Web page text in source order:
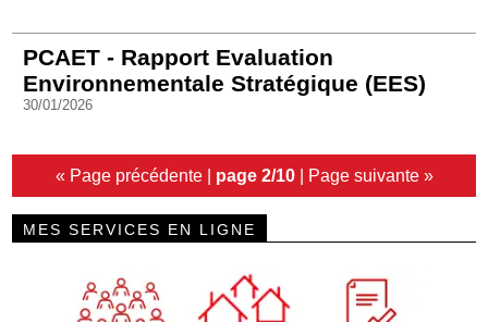
PCAET - Rapport Evaluation
Environnementale Stratégique (EES)
30/01/2026
« Page précédente| page 2/10| Page suivante »
MES SERVICES EN LIGNE